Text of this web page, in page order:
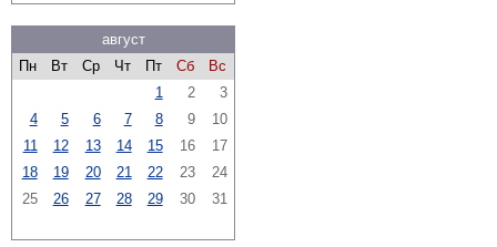
август
Пн
Вт Ср Чт Пт Сб
Вс
1
2
3
4
5 6 7 8 9
10
11
12 13 14 15 16
17
18
19 20 21 22 23
24
25
26 27 28 29 30 31